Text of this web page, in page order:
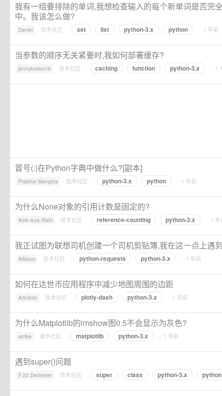
我有一组要排除的单词,我想检查输入的每个新单词是否完
中。我该怎么做?
Daniel · 技术社区 · set list python-3.x python · 1 年前
当参数的顺序无关紧要时,我如何部署缓存?
jonnybolton16 · 技术社区 · caching function python-3.x · 1
冒号(:)在Python字典中做什么?[副本]
Prabhat Mangina · 技术社区 · python-3.x python · 1 年前
为什么None对象的引用计数是固定的?
Amir reza Riahi · 技术社区 · reference-counting python-3.x · 1 年
我正试图为联想司机创建一个司机剪贴簿,我在这一点上遇
Arbixus · 技术社区 · python-requests python-3.x · 1 年前
如何在达世币应用程序中减少地图周围的边距
Arindam · 技术社区 · plotly-dash python-3.x · 1 年前
为什么Matplotlib的imshow图0.5不会显示为灰色?
scribe · 技术社区 · matplotlib python-3.x · 1 年前
遇到super()问题
F-22 Destroyer · 技术社区 · super class python-3.x python